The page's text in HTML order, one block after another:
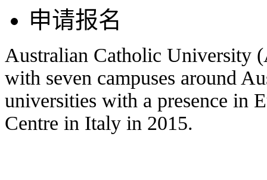
申请报名
Australian Catholic University
with seven campuses around
universities with a presence in
Centre in Italy in 2015.